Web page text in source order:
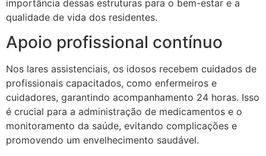
importância dessas estruturas para o bem-estar e a
qualidade de vida dos residentes.
Apoio profissional contínuo
Nos lares assistenciais, os idosos recebem cuidados de
profissionais capacitados, como enfermeiros e
cuidadores, garantindo acompanhamento 24 horas. Isso
é crucial para a administração de medicamentos e o
monitoramento da saúde, evitando complicações e
promovendo um envelhecimento saudável.